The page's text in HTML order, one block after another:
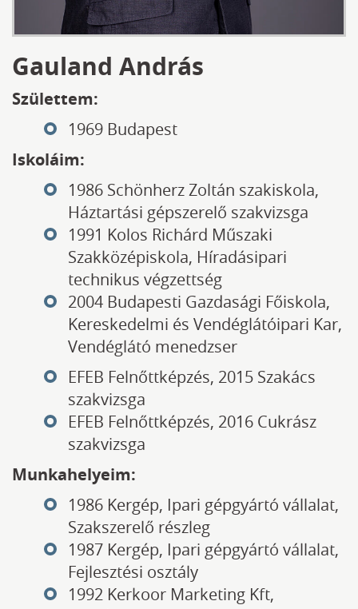
Gauland András
Születtem:
1969 Budapest
Iskoláim:
1986 Schönherz Zoltán szakiskola,
Háztartási gépszerelő szakvizsga
1991 Kolos Richárd Műszaki
Szakközépiskola, Híradásipari
technikus végzettség
2004 Budapesti Gazdasági Főiskola,
Kereskedelmi és Vendéglátóipari Kar,
Vendéglátó menedzser
EFEB Felnőttképzés, 2015 Szakács
szakvizsga
EFEB Felnőttképzés, 2016 Cukrász
szakvizsga
Munkahelyeim:
1986 Kergép, Ipari gépgyártó vállalat,
Szakszerelő részleg
1987 Kergép, Ipari gépgyártó vállalat,
Fejlesztési osztály
1992 Kerkoor Marketing Kft,